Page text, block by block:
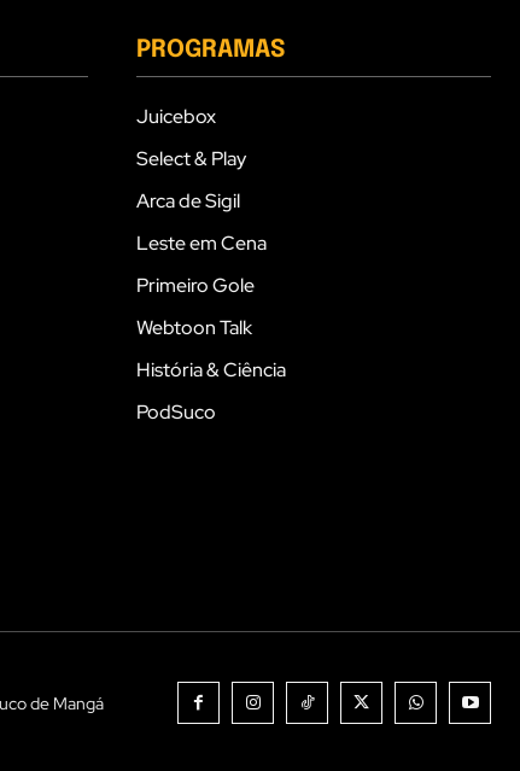
PROGRAMAS
Juicebox
Select & Play
Arca de Sigil
Leste em Cena
Primeiro Gole
Webtoon Talk
História & Ciência
PodSuco
de Mangá